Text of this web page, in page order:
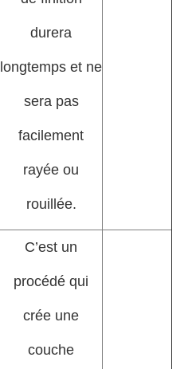
durera
longtemps et ne
sera pas
facilement
rayée ou
rouillée.
C’est un
procédé qui
crée une
couche